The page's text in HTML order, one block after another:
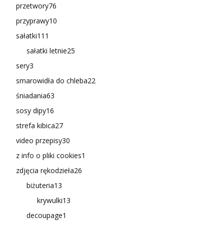
przetwory76
przyprawy10
sałatki111
sałatki letnie25
sery3
smarowidła do chleba22
śniadania63
sosy dipy16
strefa kibica27
video przepisy30
z info o pliki cookies1
zdjęcia rękodzieła26
biżuteria13
krywulki13
decoupage1